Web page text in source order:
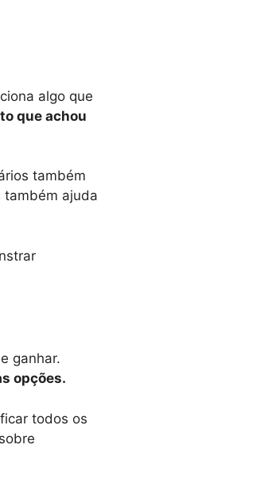
algo que
que achou
também
também ajuda
ganhar.
opções.
todos os